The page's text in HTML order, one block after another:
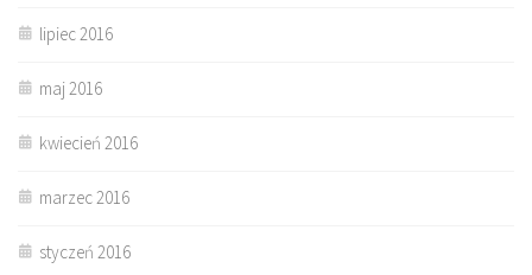
lipiec 2016
maj 2016
kwiecień 2016
marzec 2016
styczeń 2016